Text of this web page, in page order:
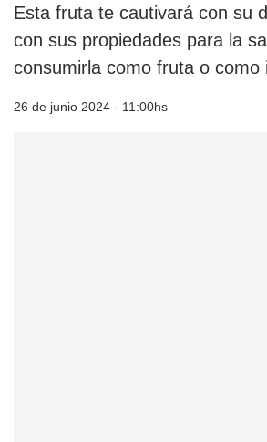
Esta fruta te cautivará con su
con sus propiedades para la
consumirla como fruta o como
26 de junio 2024 - 11:00hs